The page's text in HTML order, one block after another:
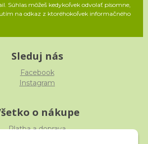
Súhlas môžeš kedykoľvek odvolať písomne,
na odkaz z ktoréhokoľvek informačného
Sleduj nás
Facebook
Instagram
o nákupe
Platba a doprava